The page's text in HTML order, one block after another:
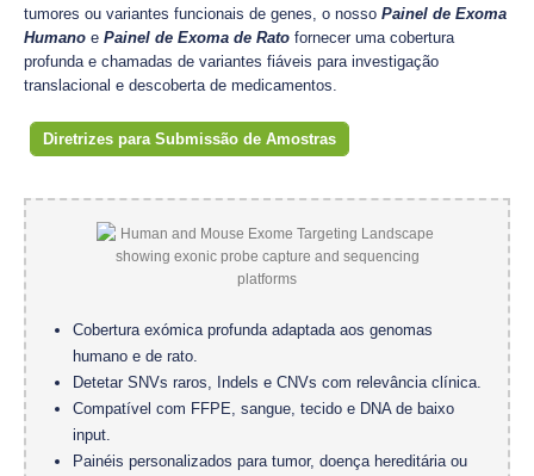
tumores ou variantes funcionais de genes, o nosso Painel de Exoma
Humano e Painel de Exoma de Rato fornecer uma cobertura
profunda e chamadas de variantes fiáveis para investigação
translacional e descoberta de medicamentos.
Diretrizes para Submissão de Amostras
Cobertura exómica profunda adaptada aos genomas
humano e de rato.
Detetar SNVs raros, Indels e CNVs com relevância clínica.
Compatível com FFPE, sangue, tecido e DNA de baixo
input.
Painéis personalizados para tumor, doença hereditária ou